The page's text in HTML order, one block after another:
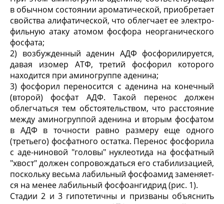
в обычном состоянии ароматической, приобретает
свойства алифатической, что облегчает ее электро-
фильную атаку атомом фосфора неорганического
фосфата;
2) возбужденный аденин АДФ фосфорилируется,
давая изомер АТФ, третий фосфорил которого
находится при аминогруппе аденина;
3) фосфорил переносится с аденина на конеч­ный
(второй) фосфат АДФ. Такой перенос должен
облегчаться тем обстоятельством, что расстояние
между аминогруппой аденина и вторым фосфатом
в АДФ в точности равно размеру еще одного
(третье­го) фосфатного остатка. Перенос фосфорила
с аде-ниновой "головы" нуклеотида на фосфатный
"хвост" должен сопровождаться его стабилизацией,
поскольку весьма лабильный фосфоамид заменяет­
ся на менее лабильный фосфоангидрид (рис. 1).
Стадии 2 и 3 гипотетичны и призваны объяснить